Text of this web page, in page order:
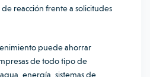
reacción frente a solicitudes
puede ahorrar
de todo tipo de
agua , energía, sistemas de